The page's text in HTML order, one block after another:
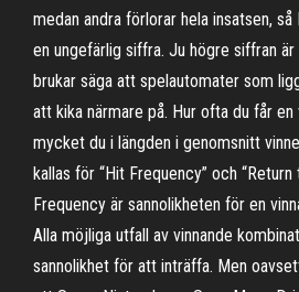
medan andra förlorar hela insatsen,
en ungefärlig siffra. Ju högre siffran
brukar säga att spelautomater som
att kika närmare på. Hur ofta du får en
mycket du i längden i genomsnitt
kallas för “Hit Frequency” och
Frequency är sannolikheten för en
Alla möjliga utfall av vinnande
sannolikhet för att inträffa. Men